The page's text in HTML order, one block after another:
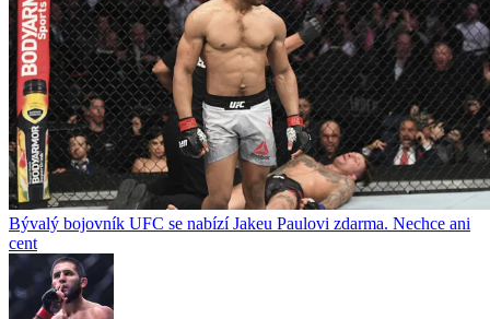
Bývalý bojovník UFC se nabízí Jakeu Paulovi zdarma. Nechce ani
cent